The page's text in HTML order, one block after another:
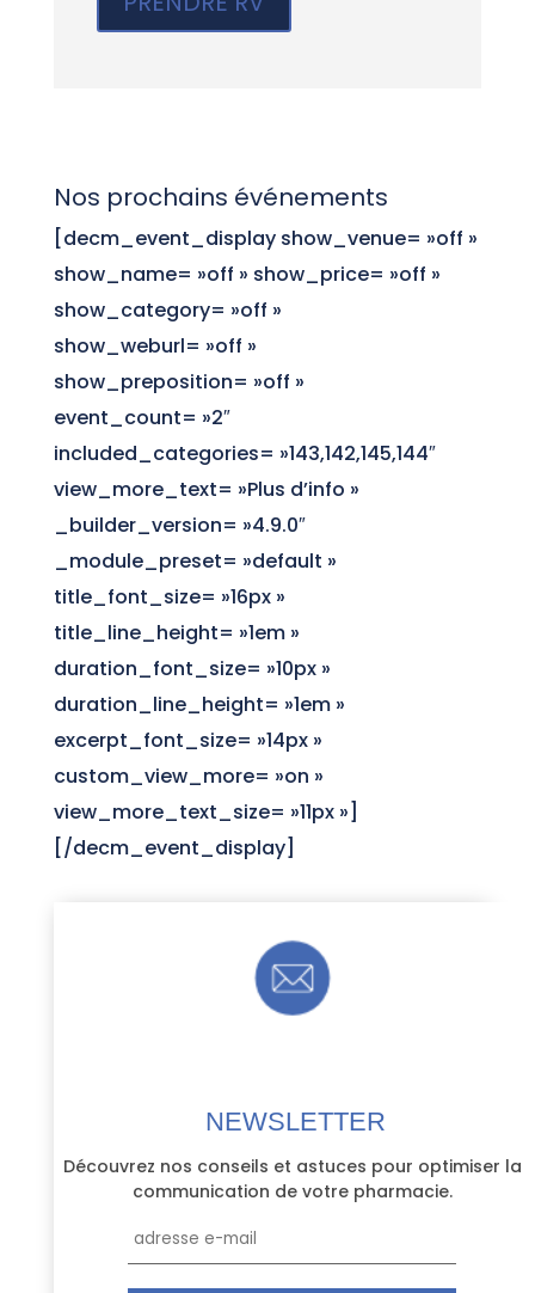
Nos prochains événements
[decm_event_display show_venue= »off »
show_name= »off » show_price= »off »
show_category= »off »
show_weburl= »off »
show_preposition= »off »
event_count= »2″
included_categories= »143,142,145,144″
view_more_text= »Plus d’info »
_builder_version= »4.9.0″
_module_preset= »default »
title_font_size= »16px »
title_line_height= »1em »
duration_font_size= »10px »
duration_line_height= »1em »
excerpt_font_size= »14px »
custom_view_more= »on »
view_more_text_size= »11px »]
[/decm_event_display]
NEWSLETTER
Découvrez nos conseils et astuces pour optimiser la
communication de votre pharmacie.